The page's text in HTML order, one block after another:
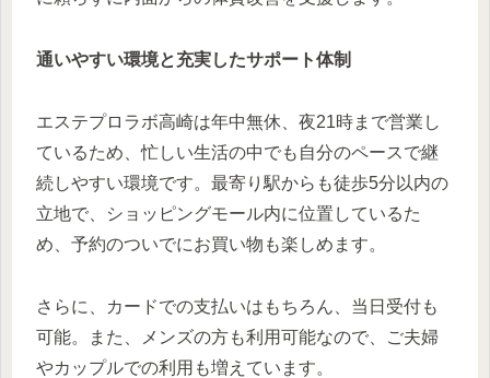
通いやすい環境と充実したサポート体制
エステプロラボ高崎は年中無休、夜21時まで営業し
ているため、忙しい生活の中でも自分のペースで継
続しやすい環境です。最寄り駅からも徒歩5分以内の
立地で、ショッピングモール内に位置しているた
め、予約のついでにお買い物も楽しめます。
さらに、カードでの支払いはもちろん、当日受付も
可能。また、メンズの方も利用可能なので、ご夫婦
やカップルでの利用も増えています。